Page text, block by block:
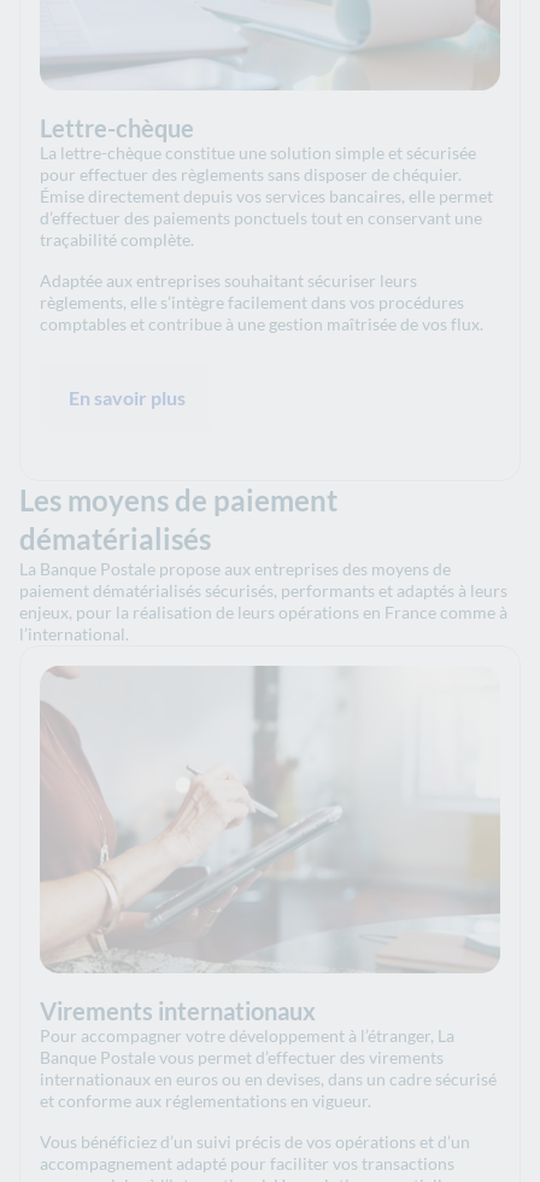
Lettre-chèque
La lettre-chèque constitue une solution simple et sécurisée
pour effectuer des règlements sans disposer de chéquier.
Émise directement depuis vos services bancaires, elle permet
d’effectuer des paiements ponctuels tout en conservant une
traçabilité complète.
Adaptée aux entreprises souhaitant sécuriser leurs
règlements, elle s’intègre facilement dans vos procédures
comptables et contribue à une gestion maîtrisée de vos flux.
En savoir plus
Les moyens de paiement
dématérialisés
La Banque Postale propose aux entreprises des moyens de
paiement dématérialisés sécurisés, performants et adaptés à leurs
enjeux, pour la réalisation de leurs opérations en France comme à
l’international.
Virements internationaux
Pour accompagner votre développement à l’étranger, La
Banque Postale vous permet d’effectuer des virements
internationaux en euros ou en devises, dans un cadre sécurisé
et conforme aux réglementations en vigueur.
Vous bénéficiez d’un suivi précis de vos opérations et d’un
accompagnement adapté pour faciliter vos transactions